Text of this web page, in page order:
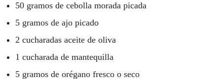
50 gramos de cebolla morada picada
5 gramos de ajo picado
2 cucharadas aceite de oliva
1 cucharada de mantequilla
5 gramos de orégano fresco o seco